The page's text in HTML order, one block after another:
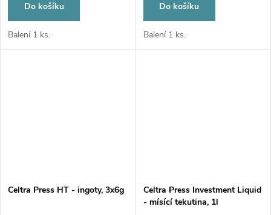
Do košíku
Balení 1 ks.
Do košíku
Balení 1 ks.
Celtra Press HT - ingoty, 3x6g
Celtra Press Investment Liquid
- mísící tekutina, 1l